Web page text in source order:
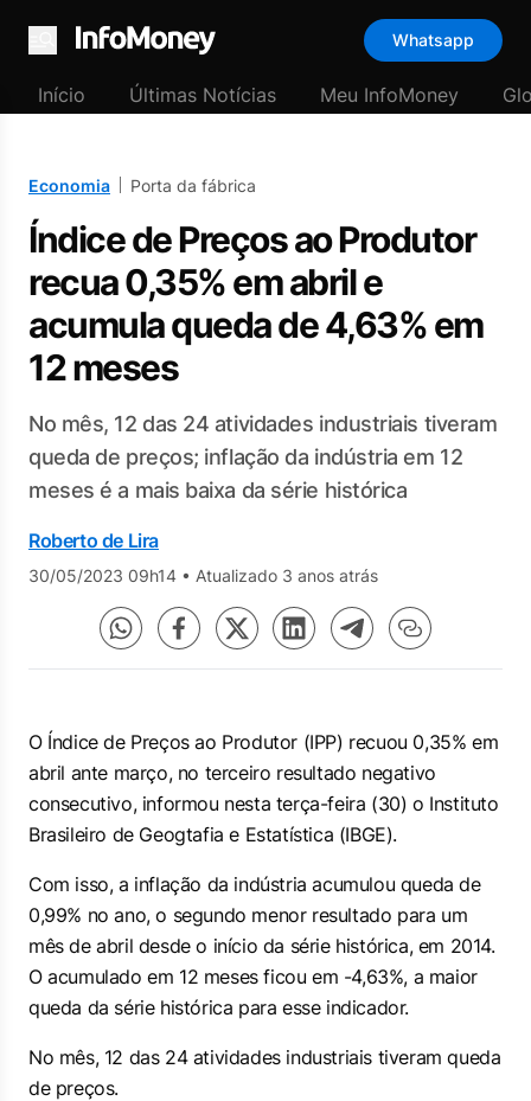
Menu
Whatsapp
Início Últimas Notícias Meu InfoMoney
Economia Porta da fábrica
Índice de Preços ao Produtor
recua 0,35% em abril e
acumula queda de 4,63% em
12 meses
No mês, 12 das 24 atividades industriais tiveram
queda de preços; inflação da indústria em 12
meses é a mais baixa da série histórica
Roberto de Lira
30/05/2023 09h14 • Atualizado 3 anos atrás
O Índice de Preços ao Produtor (IPP) recuou 0,35% em
abril ante março, no terceiro resultado negativo
consecutivo, informou nesta terça-feira (30) o Instituto
Brasileiro de Geogtafia e Estatística (IBGE).
Com isso, a inflação da indústria acumulou queda de
0,99% no ano, o segundo menor resultado para um
mês de abril desde o início da série histórica, em 2014.
O acumulado em 12 meses ficou em -4,63%, a maior
queda da série histórica para esse indicador.
No mês, 12 das 24 atividades industriais tiveram queda
de preços.